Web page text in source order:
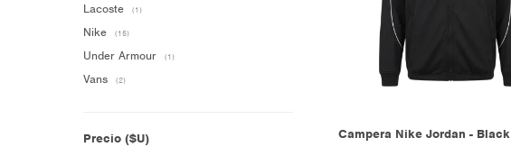
Campera Nike Jordan - Black
Lacoste (1)
Nike (15)
Under Armour (1)
Vans (2)
Precio ($U)